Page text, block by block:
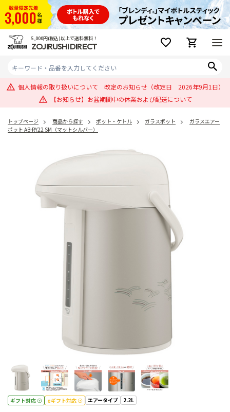
5,000円(税込)以上で送料無料！
ZOJIRUSHI DIRECT
個人情報の取り扱いについて 改定のお知らせ（改定日 2026年9月1日）
【お知らせ】お盆期間中の休業および配送について
トップページ 商品から探す ポット・ケトル ガラスポット
ガラスエアー
ポット AB-RY22 SM（マットシルバー）
ギフト対応 eギフト対応 エアータイプ 2.2L